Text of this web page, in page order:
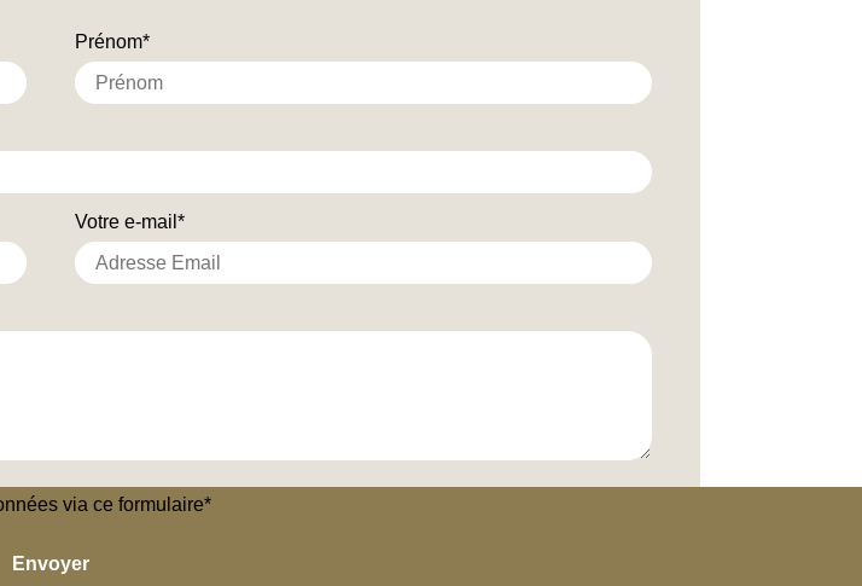
Prénom*
Votre e-mail*
via ce formulaire*